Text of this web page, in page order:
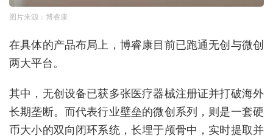
图片来源：博睿康
在具体的产品布局上，博睿康目前已跑通无创与微创
两大平台。
其中，无创设备已获多张医疗器械注册证并打破海外
长期垄断。而代表行业壁垒的微创系列，则是一套硬
币大小的双向闭环系统，长埋于颅骨中，实时提取并